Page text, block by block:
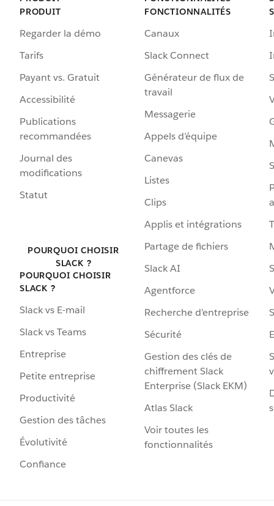
PRODUIT
Regarder la démo
Tarifs
Payant vs. Gratuit
Accessibilité
Publications
recommandées
Journal des
modifications
Statut
POURQUOI CHOISIR
SLACK ?
POURQUOI CHOISIR
SLACK ?
Slack vs E-mail
Slack vs Teams
Entreprise
Petite entreprise
Productivité
Gestion des tâches
Évolutivité
Confiance
FONCTIONNALITÉS
Canaux
Slack Connect
Générateur de flux de
travail
Messagerie
Appels d’équipe
Canevas
Listes
Clips
Applis et intégrations
Partage de fichiers
Slack AI
Agentforce
Recherche d’entreprise
Sécurité
Gestion des clés de
chiffrement Slack
Enterprise (Slack EKM)
Atlas Slack
Voir toutes les
fonctionnalités